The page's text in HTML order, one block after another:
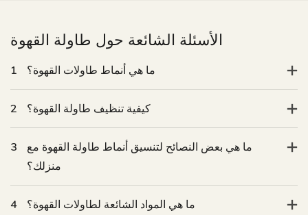
الأسئلة الشائعة حول طاولة القهوة
1 ما هي أنماط طاولات القهوة؟
2 كيفية تنظيف طاولة القهوة؟
3
ما هي بعض النصائح لتنسيق أنماط طاولة القهوة مع
منزلك؟
4 ما هي المواد الشائعة لطاولات القهوة؟